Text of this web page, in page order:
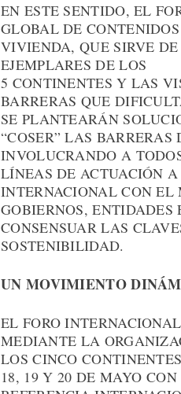
EN ESTE SENTIDO, EL
GLOBAL DE
VIVIENDA, QUE SIRVE
EJEMPLARES DE LOS
5 CONTINENTES Y LAS
BARRERAS QUE
SE PLANTEARÁN
“COSER” LAS
INVOLUCRANDO A
LÍNEAS DE ACTUACIÓN
INTERNACIONAL CON EL
GOBIERNOS,
CONSENSUAR LAS
SOSTENIBILIDAD.
UN MOVIMIENTO
EL FORO
MEDIANTE LA
LOS CINCO
18, 19 Y 20 DE MAYO